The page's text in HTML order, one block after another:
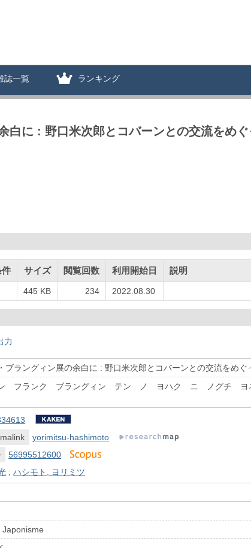
誌一覧 ランキング
白に : 野口米次郎とコバーンとの交流をめぐ
件 サイズ 閲覧回数 利用開始日 説明
445 KB 234 2022.08.30
力
ブラングィン展の余白に : 野口米次郎とコバーンとの交流をめぐ
フランク ブラングィン テン ノ ヨハク ニ ノグチ
yorimitsu-hashimoto
56995512600
;ハシモト, ヨリミツ